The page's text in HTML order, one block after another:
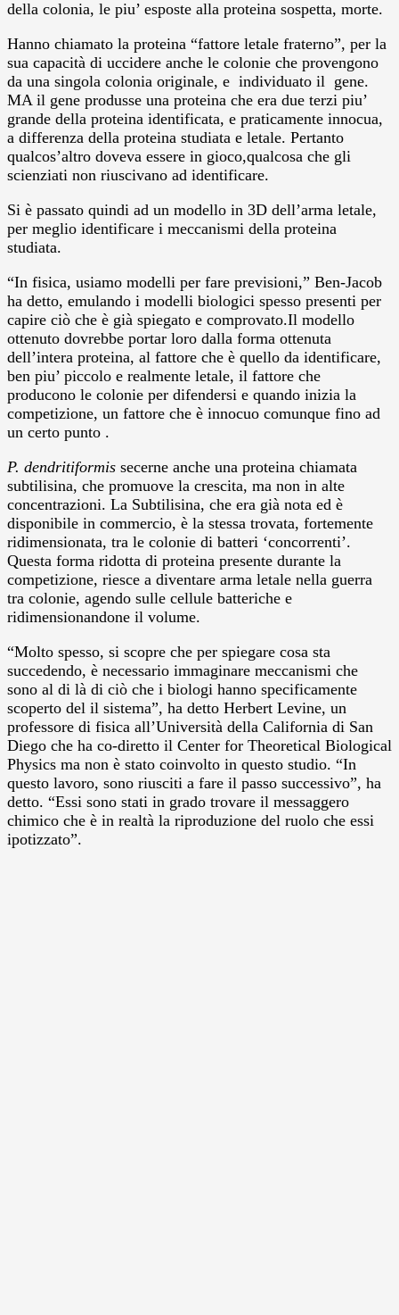
della colonia, le piu’ esposte alla proteina sospetta, morte.
Hanno chiamato la proteina “fattore letale fraterno”, per la
sua capacità di uccidere anche le colonie che provengono
da una singola colonia originale, e individuato il gene.
MA il gene produsse una proteina che era due terzi piu’
grande della proteina identificata, e praticamente innocua,
a differenza della proteina studiata e letale. Pertanto
qualcos’altro doveva essere in gioco,qualcosa che gli
scienziati non riuscivano ad identificare.
Si è passato quindi ad un modello in 3D dell’arma letale,
per meglio identificare i meccanismi della proteina
studiata.
“In fisica, usiamo modelli per fare previsioni,” Ben-Jacob
ha detto, emulando i modelli biologici spesso presenti per
capire ciò che è già spiegato e comprovato.Il modello
ottenuto dovrebbe portar loro dalla forma ottenuta
dell’intera proteina, al fattore che è quello da identificare,
ben piu’ piccolo e realmente letale, il fattore che
producono le colonie per difendersi e quando inizia la
competizione, un fattore che è innocuo comunque fino ad
un certo punto .
P. dendritiformis secerne anche una proteina chiamata
subtilisina, che promuove la crescita, ma non in alte
concentrazioni. La Subtilisina, che era già nota ed è
disponibile in commercio, è la stessa trovata, fortemente
ridimensionata, tra le colonie di batteri ‘concorrenti’.
Questa forma ridotta di proteina presente durante la
competizione, riesce a diventare arma letale nella guerra
tra colonie, agendo sulle cellule batteriche e
ridimensionandone il volume.
“Molto spesso, si scopre che per spiegare cosa sta
succedendo, è necessario immaginare meccanismi che
sono al di là di ciò che i biologi hanno specificamente
scoperto del il sistema”, ha detto Herbert Levine, un
professore di fisica all’Università della California di San
Diego che ha co-diretto il Center for Theoretical Biological
Physics ma non è stato coinvolto in questo studio. “In
questo lavoro, sono riusciti a fare il passo successivo”, ha
detto. “Essi sono stati in grado trovare il messaggero
chimico che è in realtà la riproduzione del ruolo che essi
ipotizzato”.